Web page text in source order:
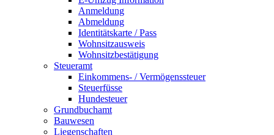
Anmeldung
Abmeldung
Identitätskarte / Pass
Wohnsitzausweis
Wohnsitzbestätigung
Steueramt
Einkommens- / Vermögenssteuer
Steuerfüsse
Hundesteuer
Grundbuchamt
Bauwesen
Liegenschaften